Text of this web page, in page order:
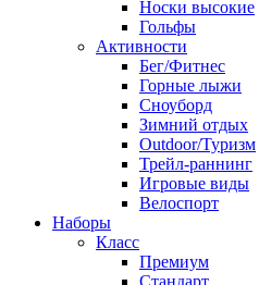
Носки высокие
Гольфы
Активности
Бег/Фитнес
Горные лыжи
Сноуборд
Зимний отдых
Outdoor/Туризм
Трейл-раннинг
Игровые виды
Велоспорт
Наборы
Класс
Премиум
Стандарт